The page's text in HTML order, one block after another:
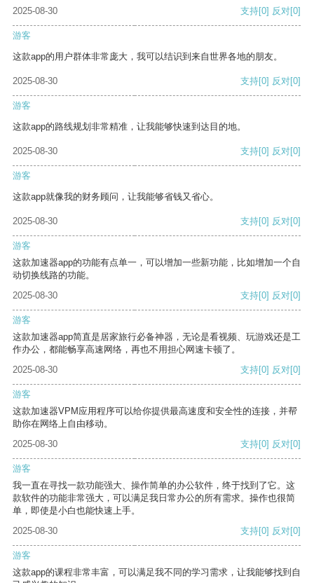
2025-08-30
支持[0] 反对[0]
游客
这款app的用户群体非常庞大，我可以结识到来自世界各地的朋友。
2025-08-30 支持[0] 反对[0]
游客
这款app的路线规划非常精准，让我能够快速到达目的地。
2025-08-30 支持[0] 反对[0]
游客
这款app就像我的财务顾问，让我能够省钱又省心。
2025-08-30 支持[0] 反对[0]
游客
这款加速器app的功能有点单一，可以增加一些新功能，比如增加一个自
动切换线路的功能。
2025-08-30
支持[0] 反对[0]
游客
这款加速器app简直是居家旅行必备神器，无论是看视频、玩游戏还是工
作办公，都能畅享高速网络，再也不用担心网速卡顿了。
2025-08-30
支持[0] 反对[0]
游客
这款加速器VPM应用程序可以给你提供最高速度和安全性的连接，并帮
助你在网络上自由移动。
2025-08-30
支持[0] 反对[0]
游客
我一直在寻找一款功能强大、操作简单的办公软件，终于找到了它。这
款软件的功能非常强大，可以满足我日常办公的所有需求。操作也很简
单，即使是小白也能快速上手。
2025-08-30
支持[0] 反对[0]
游客
这款app的课程非常丰富，可以满足我不同的学习需求，让我能够找到自